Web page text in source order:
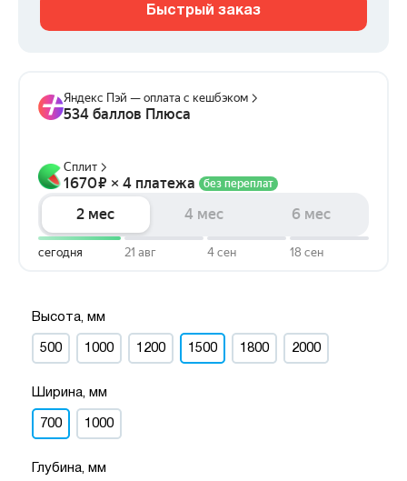
Быстрый заказ
Высота, мм
500 1000 1200 1500 1800 2000
Ширина, мм
700 1000
Глубина, мм